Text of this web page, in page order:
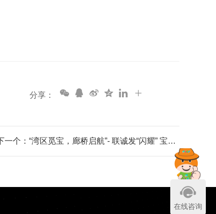
分享：
下一个：“湾区觅宝，廊桥启航”- 联诚发“闪耀” 宝安重大项目与产业空间资源对接会
在线咨询